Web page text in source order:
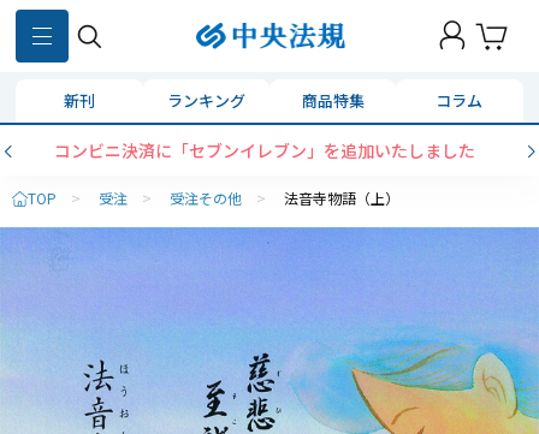
新刊 ランキング 商品特集 コラム
コンビニ決済に「セブンイレブン」を追加いたしました
TOP > 受注 > 受注その他 > 法音寺物語（上）